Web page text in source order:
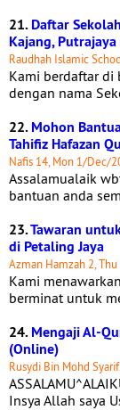
21.Daftar
Kajang,
Raudhah Islamic
Kami berdaftar di
dengan nama
22.Mohon
Tahifiz Hafazan
Nafis 14, Mon 1/Dec/
Assalamualaik
bantuan anda
23.Tawaran
di Petaling Jaya
Azman Hamzah 2,
Kami
berminat untuk
24.Mengaji Al-
(Online)
Rusydi Bin Mohd
Insya Allah saya